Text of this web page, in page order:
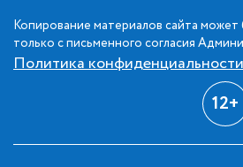
Копирование материалов сайта
только с письменного согласия
Политика конфиденциальности
12+